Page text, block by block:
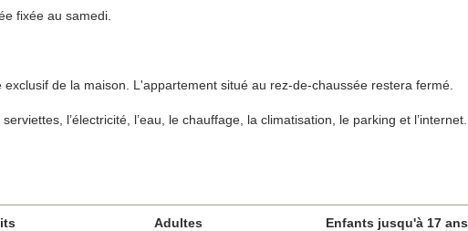
fixée au samedi.
de la maison. L'appartement situé au rez-de-chaussée restera fermé.
l’électricité, l’eau, le chauffage, la climatisation, le parking et l’internet.
Adultes Enfants jusqu'à 17 ans